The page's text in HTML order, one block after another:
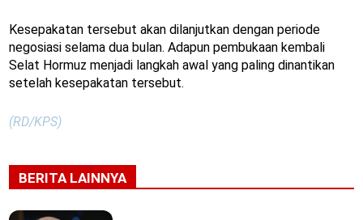
Kesepakatan tersebut akan dilanjutkan dengan periode
negosiasi selama dua bulan. Adapun pembukaan kembali
Selat Hormuz menjadi langkah awal yang paling dinantikan
setelah kesepakatan tersebut.
(RD/KPS)
BERITA LAINNYA